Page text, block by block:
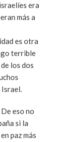
era
más a
es otra
terrible
los dos
Israel.
eso no
si la
paz más